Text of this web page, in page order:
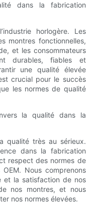
dans la fabrication
horlogère. Les
montres fonctionnelles,
et les consommateurs
durables, fiables et
une qualité élevée
crucial pour le succès
les normes de qualité
la qualité dans la
qualité très au sérieux.
dans la fabrication
respect des normes de
Nous comprenons
et la satisfaction de nos
nos montres, et nous
nos normes élevées.